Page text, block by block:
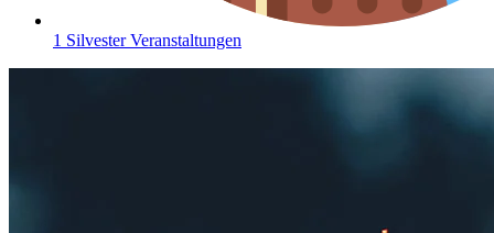
1 Silvester Veranstaltungen